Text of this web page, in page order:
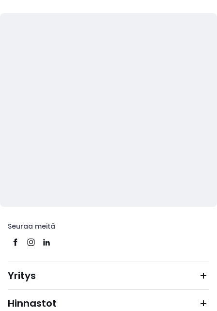
Seuraa meitä
Yritys
Hinnastot